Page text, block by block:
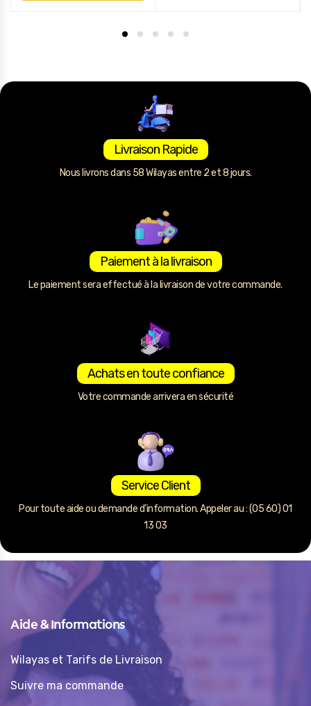
Livraison Rapide
Nous livrons dans 58 Wilayas entre 2 et 8 jours.
Paiement à la livraison
Le paiement sera effectué à la livraison de votre commande.
Achats en toute confiance
Votre commande arrivera en sécurité
Service Client
Pour toute aide ou demande d’information. Appeler au : (05 60) 01
13 03
Aide & Informations
Wilayas et Tarifs de Livraison
Suivre ma commande